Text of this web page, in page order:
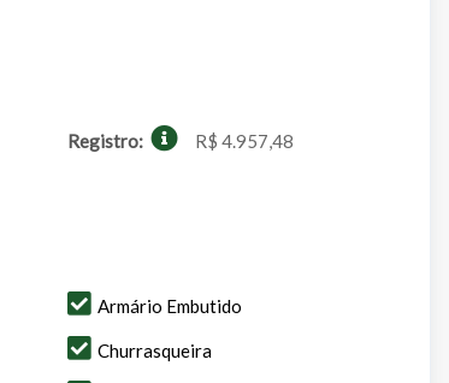
Registro: R$ 4.957,48
Armário Embutido
Churrasqueira